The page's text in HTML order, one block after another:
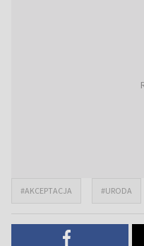
#AKCEPTACJA #URODA